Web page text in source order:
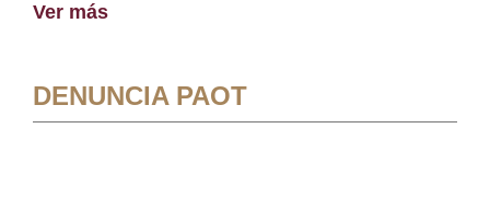
Ver más
DENUNCIA PAOT